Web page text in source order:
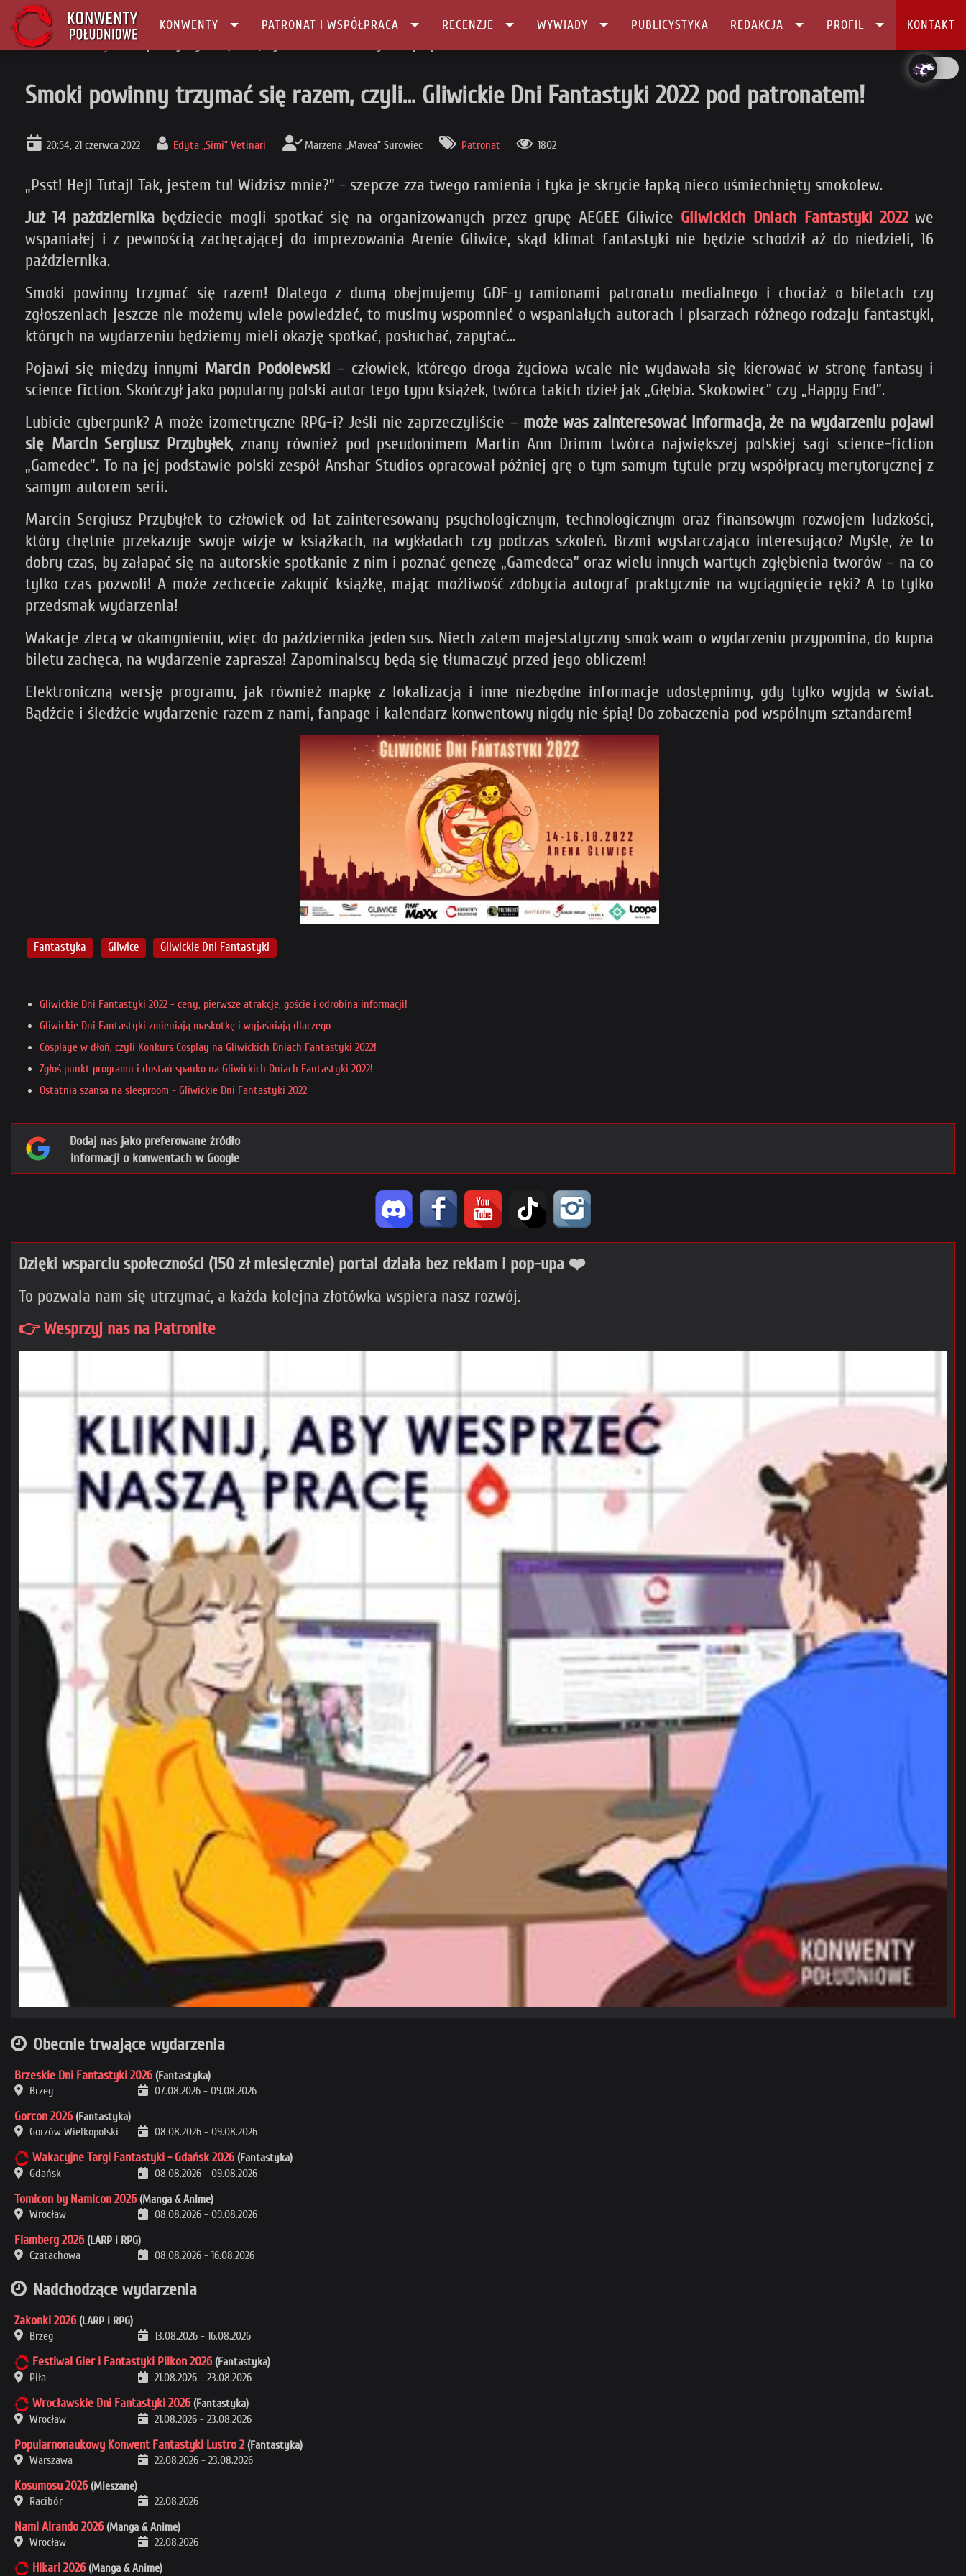
KONWENTY PATRONAT I WSPÓŁPRACA RECENZJE WYWIADY PUBLICYSTYKA REDAKCJA PROFIL KONTAKT
Główna
Smoki powinny trzymać się razem, czyli... Gliwickie Dni Fantastyki 2022 pod patronatem!
20:54, 21 czerwca 2022 Edyta „Simi” Vetinari Marzena „Mavea” Surowiec Patronat 1802
„Psst! Hej! Tutaj! Tak, jestem tu! Widzisz mnie?” - szepcze zza twego ramienia i tyka je skrycie łapką nieco uśmiechnięty smokolew.
Już 14 października będziecie mogli spotkać się na organizowanych przez grupę AEGEE Gliwice Gliwickich Dniach Fantastyki 2022we
wspaniałej i z pewnością zachęcającej do imprezowania Arenie Gliwice, skąd klimat fantastyki nie będzie schodził aż do niedzieli, 16
października.
Smoki powinny trzymać się razem! Dlatego z dumą obejmujemy GDF-y ramionami patronatu medialnego i chociaż o biletach czy
zgłoszeniach jeszcze nie możemy wiele powiedzieć, to musimy wspomnieć o wspaniałych autorach i pisarzach różnego rodzaju fantastyki,
których na wydarzeniu będziemy mieli okazję spotkać, posłuchać, zapytać...
Pojawi się między innymi Marcin Podolewski – człowiek, którego droga życiowa wcale nie wydawała się kierować w stronę fantasy i
science fiction. Skończył jako popularny polski autor tego typu książek, twórca takich dzieł jak „Głębia. Skokowiec” czy „Happy End”.
Lubicie cyberpunk? A może izometryczne RPG-i? Jeśli nie zaprzeczyliście – może was zainteresować informacja, że na wydarzeniu pojawi
się Marcin Sergiusz Przybyłek, znany również pod pseudonimem Martin Ann Drimm twórca największej polskiej sagi science-fiction
„Gamedec”. To na jej podstawie polski zespół Anshar Studios opracował później grę o tym samym tytule przy współpracy merytorycznej z
samym autorem serii.
Marcin Sergiusz Przybyłek to człowiek od lat zainteresowany psychologicznym, technologicznym oraz finansowym rozwojem ludzkości,
który chętnie przekazuje swoje wizje w książkach, na wykładach czy podczas szkoleń. Brzmi wystarczająco interesująco? Myślę, że to
dobry czas, by załapać się na autorskie spotkanie z nim i poznać genezę „Gamedeca” oraz wielu innych wartych zgłębienia tworów – na co
tylko czas pozwoli! A może zechcecie zakupić książkę, mając możliwość zdobycia autograf praktycznie na wyciągnięcie ręki? A to tylko
przedsmak wydarzenia!
Wakacje zlecą w okamgnieniu, więc do października jeden sus. Niech zatem majestatyczny smok wam o wydarzeniu przypomina, do kupna
biletu zachęca, na wydarzenie zaprasza! Zapominalscy będą się tłumaczyć przed jego obliczem!
Elektroniczną wersję programu, jak również mapkę z lokalizacją i inne niezbędne informacje udostępnimy, gdy tylko wyjdą w świat.
Bądźcie i śledźcie wydarzenie razem z nami, fanpage i kalendarz konwentowy nigdy nie śpią! Do zobaczenia pod wspólnym sztandarem!
Fantastyka Gliwice Gliwickie Dni Fantastyki
Gliwickie Dni Fantastyki 2022 - ceny, pierwsze atrakcje, goście i odrobina informacji!
Gliwickie Dni Fantastyki zmieniają maskotkę i wyjaśniają dlaczego
Cosplaye w dłoń, czyli Konkurs Cosplay na Gliwickich Dniach Fantastyki 2022!
Zgłoś punkt programu i dostań spanko na Gliwickich Dniach Fantastyki 2022!
Ostatnia szansa na sleeproom - Gliwickie Dni Fantastyki 2022
Dodaj nas jako preferowane źródło
informacji o konwentach w Google
Dzięki wsparciu społeczności (150 zł miesięcznie) portal działa bez reklam i pop-upa ❤️
To pozwala nam się utrzymać, a każda kolejna złotówka wspiera nasz rozwój.
👉 Wesprzyj nas na Patronite
Obecnie trwające wydarzenia
Brzeskie Dni Fantastyki 2026 (Fantastyka)
Brzeg
07.08.2026 - 09.08.2026
Gorcon 2026 (Fantastyka)
Gorzów Wielkopolski
08.08.2026 - 09.08.2026
Wakacyjne Targi Fantastyki - Gdańsk 2026 (Fantastyka)
Gdańsk
08.08.2026 - 09.08.2026
Tomicon by Namicon 2026 (Manga & Anime)
Wrocław
08.08.2026 - 09.08.2026
Flamberg 2026 (LARP i RPG)
Czatachowa
08.08.2026 - 16.08.2026
Nadchodzące wydarzenia
Zakonki 2026 (LARP i RPG)
Brzeg
13.08.2026 - 16.08.2026
Festiwal Gier i Fantastyki Pilkon 2026 (Fantastyka)
Piła
21.08.2026 - 23.08.2026
Wrocławskie Dni Fantastyki 2026 (Fantastyka)
Wrocław
21.08.2026 - 23.08.2026
Popularnonaukowy Konwent Fantastyki Lustro 2 (Fantastyka)
Warszawa
22.08.2026 - 23.08.2026
Kosumosu 2026 (Mieszane)
Racibór
22.08.2026
Nami Airando 2026 (Manga & Anime)
Wrocław
22.08.2026
Hikari 2026 (Manga & Anime)